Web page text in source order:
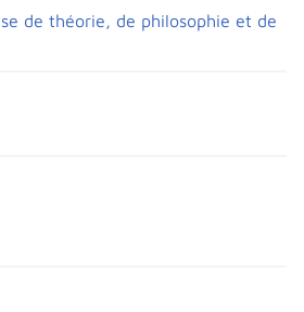
de théorie, de philosophie et de